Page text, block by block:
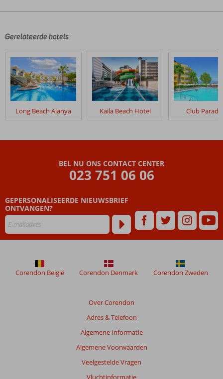
door
klanten
geschreven
na
hun
verblijf
Eftalia
48
maanden
meer
om
de
Gerelateerde hotels
Long Beach Alanya Kaila Beach Hotel Club
BEL NU ONS CONTACT CENTER
023 751 06 06
GEPERSONALISEERDE NIEUWSBRIEF
ONTVANGEN?
Over Corendon
Adres & Telefoon
Algemene Informatie
Algemene Voorwaarden
Veelgestelde Vragen
Vluchtinformatie
Corendon België Corendon Denmark Corendon Zweden